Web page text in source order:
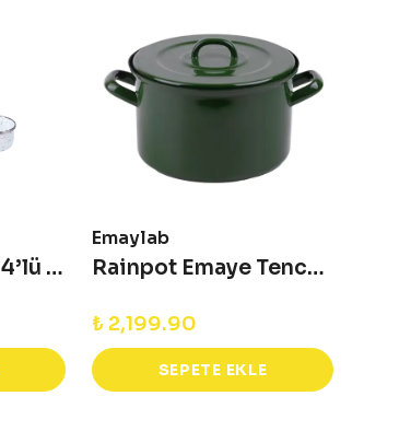
Speckles Emaye 4’lü kase - Bebe Mavisi
Emaylab
Rainpot Emaye Tencere - 22 cm
₺ 2,199.90
SEPETE EKLE